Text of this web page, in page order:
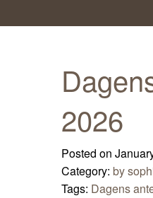
2026
Posted on
Category: by
Tags: Dagens